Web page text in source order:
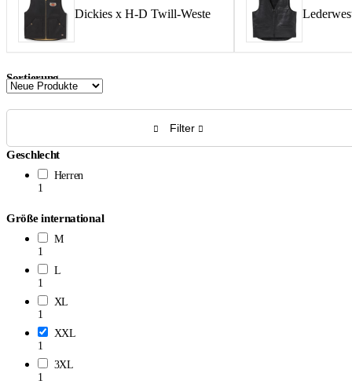
Dickies x H-D Twill-Weste
Sortierung
Filter
Geschlecht
Herren
1
Größe international
M
1
L
1
XL
1
XXL
1
3XL
1